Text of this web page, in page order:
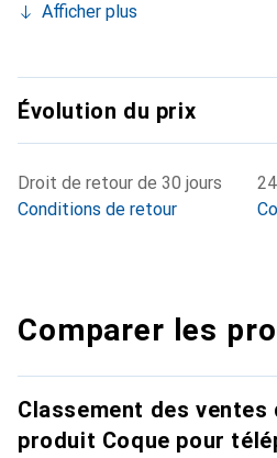
Afficher plus
Évolution du prix
Droit de retour de 30 jours
Conditions de retour
Comparer les
Classement des ventes
produit Coque pour